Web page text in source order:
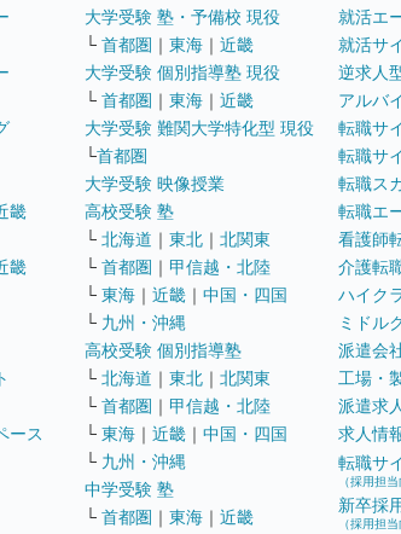
畿
畿
ース
大学受験 塾・予備校 現役
└ 首都圏 ｜ 東海 ｜ 近畿
大学受験 個別指導塾 現役
└ 首都圏 ｜ 東海 ｜ 近畿
大学受験 難関大学特化型 現役
└首都圏
大学受験 映像授業
高校受験 塾
└ 北海道 ｜ 東北 ｜ 北関東
└ 首都圏 ｜ 甲信越・北陸
└ 東海 ｜ 近畿 ｜ 中国・四国
└ 九州・沖縄
高校受験 個別指導塾
└ 北海道 ｜ 東北 ｜ 北関東
└ 首都圏 ｜ 甲信越・北陸
└ 東海 ｜ 近畿 ｜ 中国・四国
└ 九州・沖縄
中学受験 塾
└ 首都圏 ｜ 東海 ｜ 近畿
就活エ
就活サ
逆求人
アルバ
転職サ
転職サ
転職ス
転職エ
看護師
介護転
ハイク
ミドル
派遣会
工場・
派遣求
求人情
転職サ
（採用担当
新卒採
（採用担当